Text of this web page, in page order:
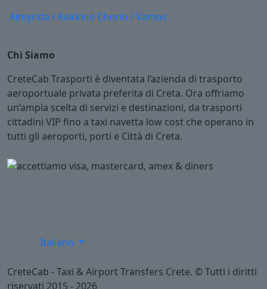
Almyrida / Kokkino Chorio / Vamos
Chi Siamo
CreteCab Trasporti è diventata l’azienda di trasporto
aeroportuale privata preferita di Creta. Ora offriamo
un’ampia scelta di servizi e destinazioni, da trasporti
cittadini VIP fino a taxi navetta low cost che operano in
tutti gli aeroporti, porti e Città di Creta.
CreteCab - Taxi & Airport Transfers Crete. © Tutti i diritti
riservati 2015 - 2026
Italiano